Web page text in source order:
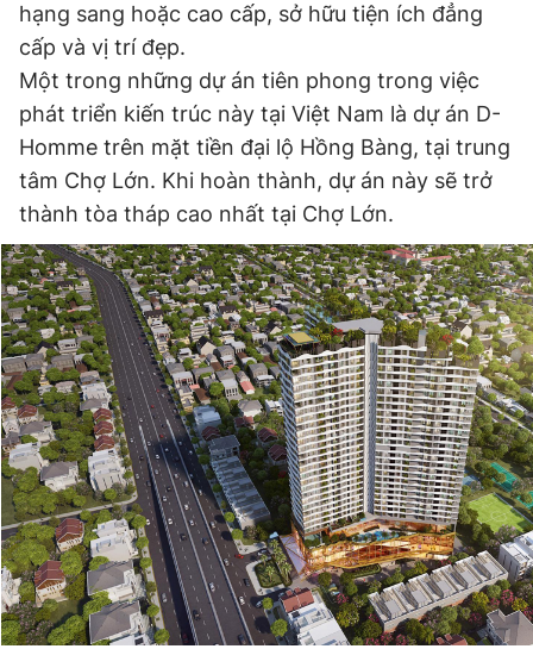
hạng sang hoặc cao cấp, sở hữu tiện ích đẳng
cấp và vị trí đẹp.
Một trong những dự án tiên phong trong việc
phát triển kiến trúc này tại Việt Nam là dự án D-
Homme trên mặt tiền đại lộ Hồng Bàng, tại trung
tâm Chợ Lớn. Khi hoàn thành, dự án này sẽ trở
thành tòa tháp cao nhất tại Chợ Lớn.